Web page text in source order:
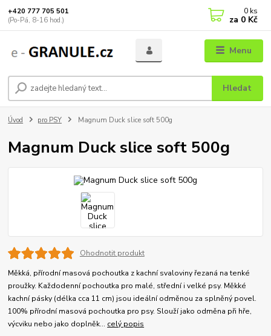
Menu
Hledat
+420 777 705 501
(Po-Pá, 8-16 hod.)
0 ks
za 0 Kč
Úvod pro PSY Magnum Duck slice soft 500g
Magnum Duck slice soft 500g
Ohodnotit produkt
Měkká, přírodní masová pochoutka z kachní svaloviny řezaná na tenké
proužky. Každodenní pochoutka pro malé, střední i velké psy. Měkké
kachní pásky (délka cca 11 cm) jsou ideální odměnou za splněný povel.
100% přírodní masová pochoutka pro psy. Slouží jako odměna při hře,
výcviku nebo jako doplněk... celý popis